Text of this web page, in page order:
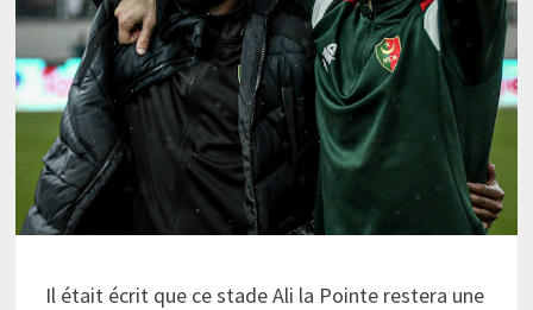
Il était écrit que ce stade Ali la Pointe restera une